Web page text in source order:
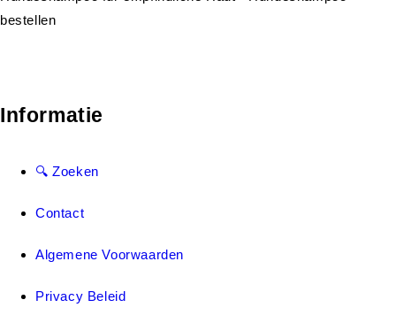
Informatie
🔍 Zoeken
Contact
Algemene Voorwaarden
Privacy Beleid